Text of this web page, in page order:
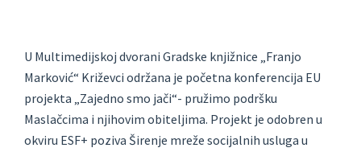
U Multimedijskoj dvorani Gradske knjižnice „Franjo
Marković“ Križevci održana je početna konferencija EU
projekta „Zajedno smo jači“- pružimo podršku
Maslačcima i njihovim obiteljima. Projekt je odobren u
okviru ESF+ poziva Širenje mreže socijalnih usluga u